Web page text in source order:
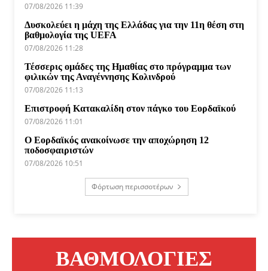
07/08/2026 11:39
Δυσκολεύει η μάχη της Ελλάδας για την 11η θέση στη
βαθμολογία της UEFA
07/08/2026 11:28
Τέσσερις ομάδες της Ημαθίας στο πρόγραμμα των
φιλικών της Αναγέννησης Κολινδρού
07/08/2026 11:13
Επιστροφή Κατακαλίδη στον πάγκο του Εορδαϊκού
07/08/2026 11:01
Ο Εορδαϊκός ανακοίνωσε την αποχώρηση 12
ποδοσφαιριστών
07/08/2026 10:51
Φόρτωση περισσοτέρων
ΒΑΘΜΟΛΟΓΙΕΣ